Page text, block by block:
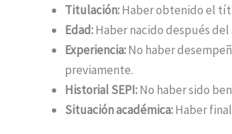
Titulación:Haber obtenido el
Edad:Haber nacido después del
Experiencia:No haber
previamente.
Historial SEPI:No haber sido
Situación académica:Haber